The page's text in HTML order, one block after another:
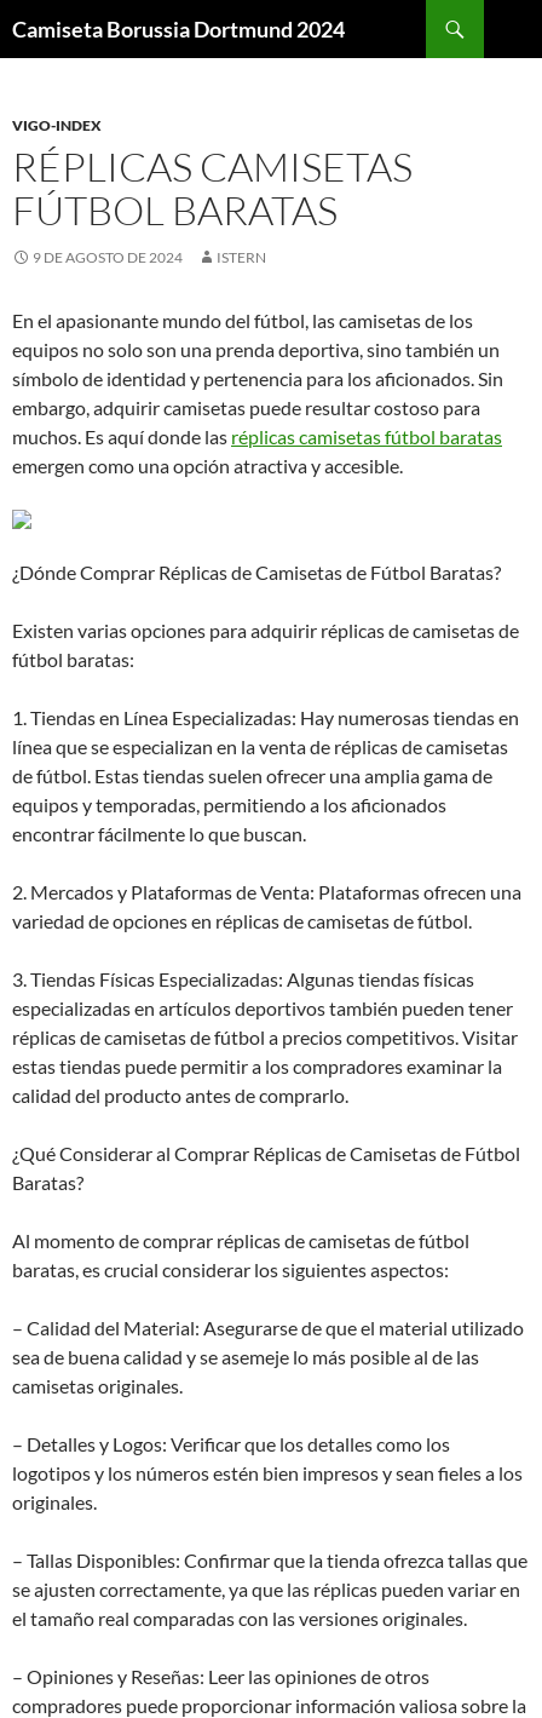
Camiseta Borussia Dortmund 2024
VIGO-INDEX
RÉPLICAS CAMISETAS
FÚTBOL BARATAS
9 DE AGOSTO DE 2024 ISTERN
En el apasionante mundo del fútbol, las camisetas de los
equipos no solo son una prenda deportiva, sino también un
símbolo de identidad y pertenencia para los aficionados. Sin
embargo, adquirir camisetas puede resultar costoso para
muchos. Es aquí donde las réplicas camisetas fútbol baratas
emergen como una opción atractiva y accesible.
¿Dónde Comprar Réplicas de Camisetas de Fútbol Baratas?
Existen varias opciones para adquirir réplicas de camisetas de
fútbol baratas:
1. Tiendas en Línea Especializadas: Hay numerosas tiendas en
línea que se especializan en la venta de réplicas de camisetas
de fútbol. Estas tiendas suelen ofrecer una amplia gama de
equipos y temporadas, permitiendo a los aficionados
encontrar fácilmente lo que buscan.
2. Mercados y Plataformas de Venta: Plataformas ofrecen una
variedad de opciones en réplicas de camisetas de fútbol.
3. Tiendas Físicas Especializadas: Algunas tiendas físicas
especializadas en artículos deportivos también pueden tener
réplicas de camisetas de fútbol a precios competitivos. Visitar
estas tiendas puede permitir a los compradores examinar la
calidad del producto antes de comprarlo.
¿Qué Considerar al Comprar Réplicas de Camisetas de Fútbol
Baratas?
Al momento de comprar réplicas de camisetas de fútbol
baratas, es crucial considerar los siguientes aspectos:
– Calidad del Material: Asegurarse de que el material utilizado
sea de buena calidad y se asemeje lo más posible al de las
camisetas originales.
– Detalles y Logos: Verificar que los detalles como los
logotipos y los números estén bien impresos y sean fieles a los
originales.
– Tallas Disponibles: Confirmar que la tienda ofrezca tallas que
se ajusten correctamente, ya que las réplicas pueden variar en
el tamaño real comparadas con las versiones originales.
– Opiniones y Reseñas: Leer las opiniones de otros
compradores puede proporcionar información valiosa sobre la